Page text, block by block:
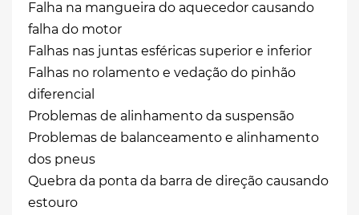
Falha na mangueira do aquecedor causando
falha do motor
Falhas nas juntas esféricas superior e inferior
Falhas no rolamento e vedação do pinhão
diferencial
Problemas de alinhamento da suspensão
Problemas de balanceamento e alinhamento
dos pneus
Quebra da ponta da barra de direção causando
estouro